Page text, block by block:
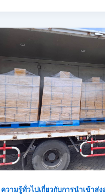
ความรู้ทั่วไปเกี่ยวกับการนำเข้าส่ง